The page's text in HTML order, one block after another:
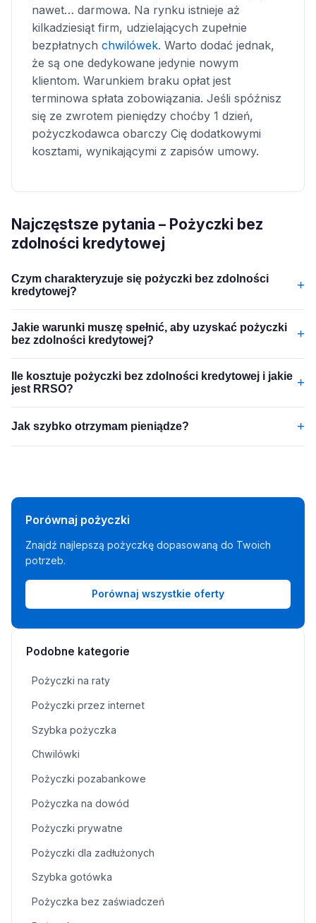
nawet… darmowa. Na rynku istnieje aż
kilkadziesiąt firm, udzielających zupełnie
bezpłatnych chwilówek. Warto dodać jednak,
że są one dedykowane jedynie nowym
klientom. Warunkiem braku opłat jest
terminowa spłata zobowiązania. Jeśli spóźnisz
się ze zwrotem pieniędzy choćby 1 dzień,
pożyczkodawca obarczy Cię dodatkowymi
kosztami, wynikającymi z zapisów umowy.
Najczęstsze pytania – Pożyczki bez
zdolności kredytowej
Czym charakteryzuje się pożyczki bez zdolności
kredytowej?
+
Jakie warunki muszę spełnić, aby uzyskać pożyczki
bez zdolności kredytowej?
+
Ile kosztuje pożyczki bez zdolności kredytowej i jakie
jest RRSO?
+
Jak szybko otrzymam pieniądze? +
Porównaj pożyczki
Znajdź najlepszą pożyczkę dopasowaną do Twoich
potrzeb.
Porównaj wszystkie oferty
Podobne kategorie
Pożyczki na raty
Pożyczki przez internet
Szybka pożyczka
Chwilówki
Pożyczki pozabankowe
Pożyczka na dowód
Pożyczki prywatne
Pożyczki dla zadłużonych
Szybka gotówka
Pożyczka bez zaświadczeń